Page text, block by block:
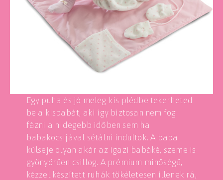
Egy puha és jó meleg kis plédbe tekerheted
be a kisbabát, aki így biztosan nem fog
fázni a hidegebb időben sem ha
babakocsijával sétálni indultok. A baba
külseje olyan akár az igazi babáké, szeme is
gyönyörűen csillog. A prémium minőségű,
kézzel készített ruhák tökéletesen illenek rá,